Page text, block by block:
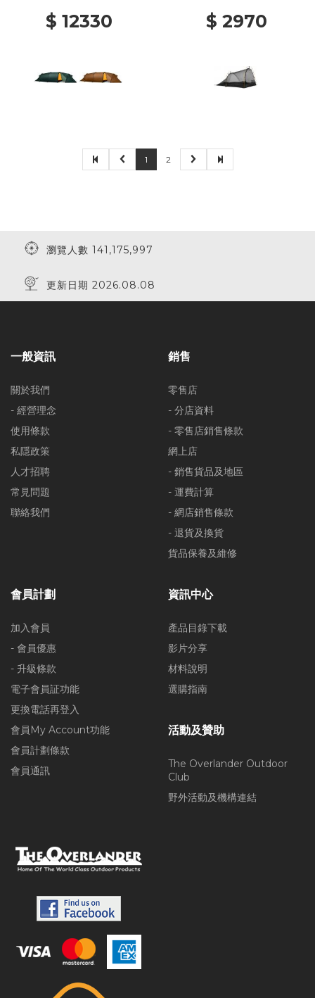
$ 12330 $ 2970
1 2
瀏覽人數 141,175,997
更新日期 2026.08.08
一般資訊
關於我們
- 經營理念
使用條款
私隱政策
人才招聘
常見問題
聯絡我們
銷售
零售店
- 分店資料
- 零售店銷售條款
網上店
- 銷售貨品及地區
- 運費計算
- 網店銷售條款
- 退貨及換貨
貨品保養及維修
會員計劃
加入會員
- 會員優惠
- 升級條款
電子會員証功能
更換電話再登入
會員My Account功能
會員計劃條款
會員通訊
資訊中心
產品目錄下載
影片分享
材料說明
選購指南
活動及贊助
The Overlander Outdoor
Club
野外活動及機構連結